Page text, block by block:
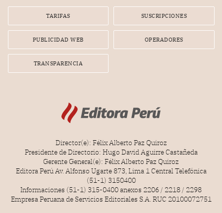
TARIFAS SUSCRIPCIONES
PUBLICIDAD WEB OPERADORES
TRANSPARENCIA
Director(e): Félix Alberto Paz Quiroz
Presidente de Directorio: Hugo David Aguirre Castañeda
Gerente General(e): Félix Alberto Paz Quiroz
Editora Perú Av. Alfonso Ugarte 873, Lima 1 Central Telefónica
(51-1) 3150400
Informaciones (51-1) 315-0400 anexos 2206 / 2218 / 2298
Empresa Peruana de Servicios Editoriales S.A. RUC 20100072751